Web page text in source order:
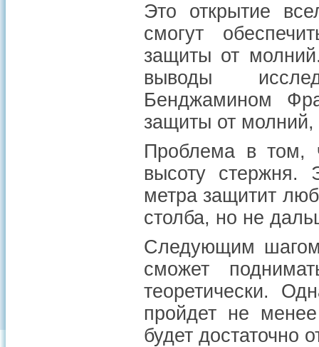
Это открытие
смогут
защиты от
выводы
Бенджамином
защиты от
Проблема в том,
высоту стержня.
метра защитит
столба, но не
Следующим шагом
сможет
теоретически.
пройдет не
будет достаточно